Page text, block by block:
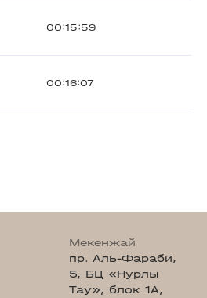
00:15:59
00:16:07
Мекенжай
пр. Аль-Фараби,
5, БЦ «Нурлы
Тау», блок 1А,